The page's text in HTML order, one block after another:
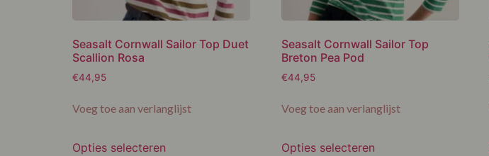
Seasalt Cornwall Sailor Top Duet
Scallion Rosa
€44,95
Voeg toe aan verlanglijst
Opties selecteren
Seasalt Cornwall Sailor Top
Breton Pea Pod
€44,95
Voeg toe aan verlanglijst
Opties selecteren